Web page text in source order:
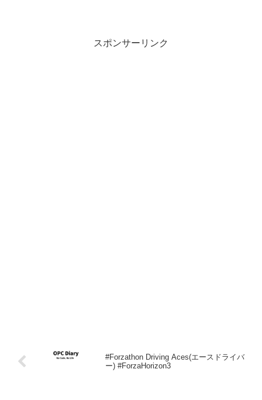
スポンサーリンク
#Forzathon Driving Aces(エースドライバ
ー) #ForzaHorizon3